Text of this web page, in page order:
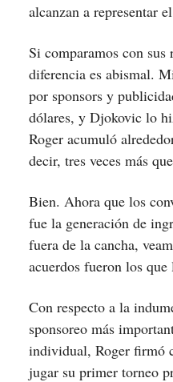
alcanzan a representar
Si comparamos con
diferencia es abismal.
por sponsors y
dólares, y Djokovic lo
Roger acumuló
decir, tres veces más
Bien. Ahora que los
fue la generación de
fuera de la cancha,
acuerdos fueron los que
Con respecto a la
sponsoreo más
individual, Roger firmó
jugar su primer torneo